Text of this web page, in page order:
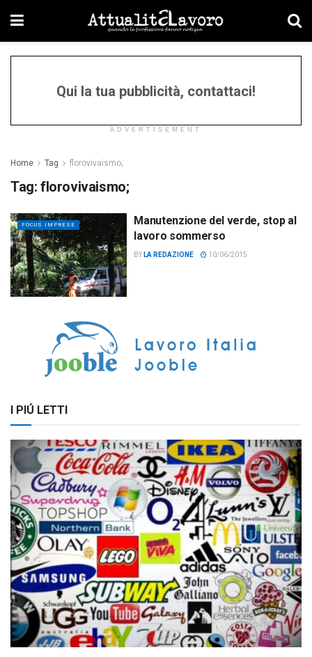
Qui la tua pubblicità, contattaci!
ADVERTISEMENT
Home Tag florovivaismo;
Tag: florovivaismo;
FOCUS IMPRESE
Manutenzione del verde, stop al
lavoro sommerso
BY LA REDAZIONE 10/06/2015
I PIÚ LETTI